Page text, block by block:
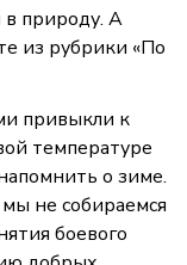
в природу. А
из рубрики «По
привыкли к
температуре
о зиме.
не собираемся
боевого